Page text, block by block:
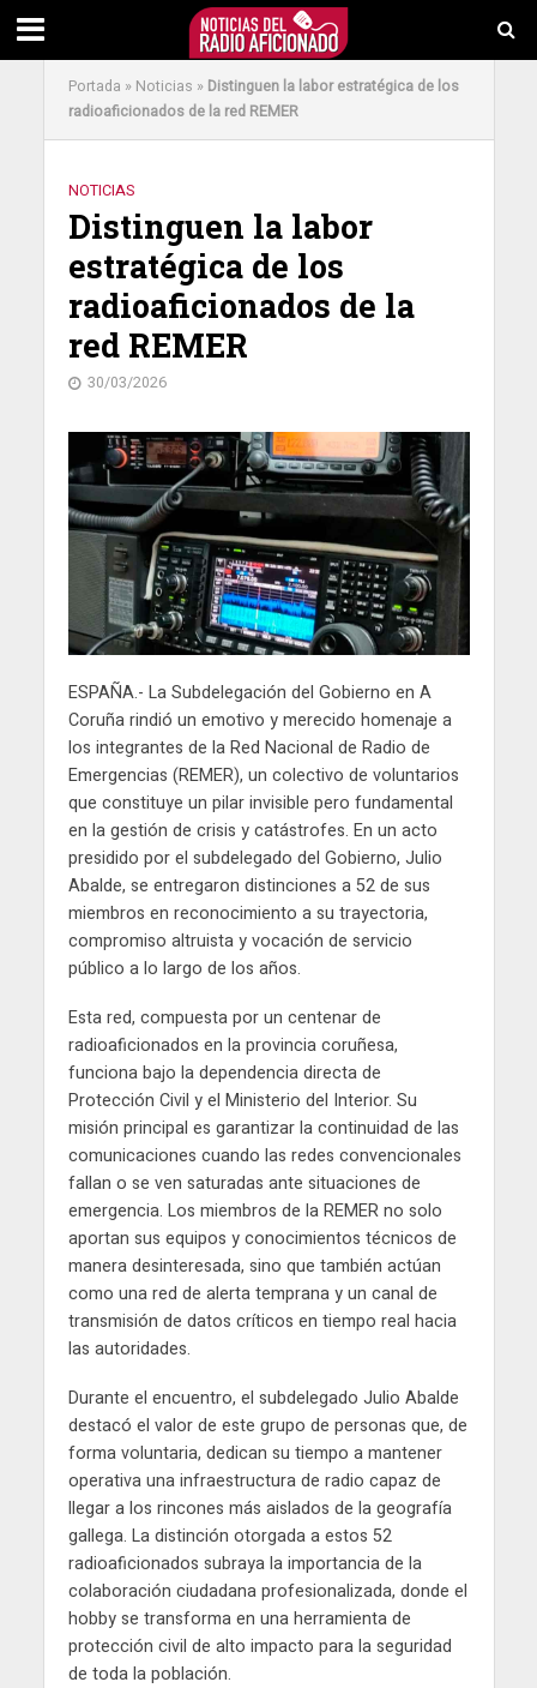
Portada » Noticias » Distinguen la labor estratégica de los
radioaficionados de la red REMER
NOTICIAS
Distinguen la labor
estratégica de los
radioaficionados de la
red REMER
30/03/2026
ESPAÑA.- La Subdelegación del Gobierno en A
Coruña rindió un emotivo y merecido homenaje a
los integrantes de la Red Nacional de Radio de
Emergencias (REMER), un colectivo de voluntarios
que constituye un pilar invisible pero fundamental
en la gestión de crisis y catástrofes. En un acto
presidido por el subdelegado del Gobierno, Julio
Abalde, se entregaron distinciones a 52 de sus
miembros en reconocimiento a su trayectoria,
compromiso altruista y vocación de servicio
público a lo largo de los años.
Esta red, compuesta por un centenar de
radioaficionados en la provincia coruñesa,
funciona bajo la dependencia directa de
Protección Civil y el Ministerio del Interior. Su
misión principal es garantizar la continuidad de las
comunicaciones cuando las redes convencionales
fallan o se ven saturadas ante situaciones de
emergencia. Los miembros de la REMER no solo
aportan sus equipos y conocimientos técnicos de
manera desinteresada, sino que también actúan
como una red de alerta temprana y un canal de
transmisión de datos críticos en tiempo real hacia
las autoridades.
Durante el encuentro, el subdelegado Julio Abalde
destacó el valor de este grupo de personas que, de
forma voluntaria, dedican su tiempo a mantener
operativa una infraestructura de radio capaz de
llegar a los rincones más aislados de la geografía
gallega. La distinción otorgada a estos 52
radioaficionados subraya la importancia de la
colaboración ciudadana profesionalizada, donde el
hobby se transforma en una herramienta de
protección civil de alto impacto para la seguridad
de toda la población.